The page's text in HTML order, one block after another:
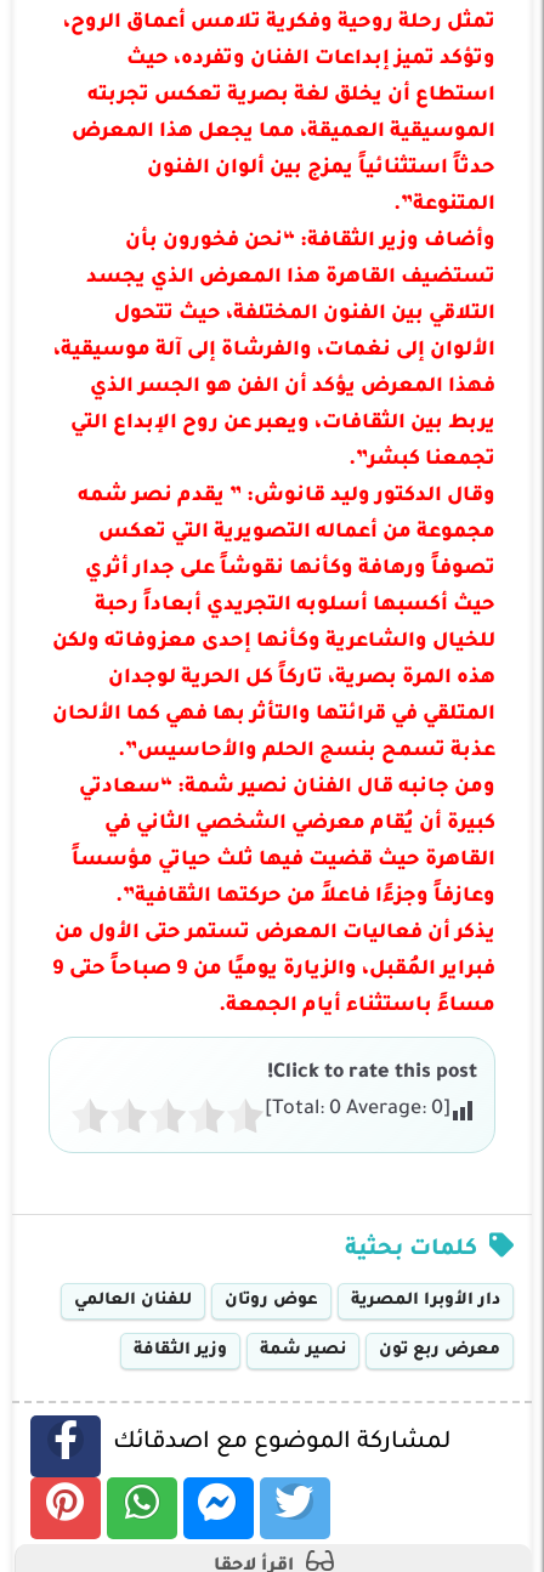
تمثل رحلة روحية وفكرية تلامس أعماق الروح،
وتؤكد تميز إبداعات الفنان وتفرده، حيث
استطاع أن يخلق لغة بصرية تعكس تجربته
الموسيقية العميقة، مما يجعل هذا المعرض
حدثاً استثنائياً يمزج بين ألوان الفنون
المتنوعة”.
وأضاف وزير الثقافة: “نحن فخورون بأن
تستضيف القاهرة هذا المعرض الذي يجسد
التلاقي بين الفنون المختلفة، حيث تتحول
الألوان إلى نغمات، والفرشاة إلى آلة موسيقية،
فهذا المعرض يؤكد أن الفن هو الجسر الذي
يربط بين الثقافات، ويعبر عن روح الإبداع التي
تجمعنا كبشر”.
وقال الدكتور وليد قانوش: ” يقدم نصر شمه
مجموعة من أعماله التصويرية التي تعكس
تصوفاً ورهافة وكأنها نقوشاً على جدار أثري
حيث أكسبها أسلوبه التجريدي أبعاداً رحبة
للخيال والشاعرية وكأنها إحدى معزوفاته ولكن
هذه المرة بصرية، تاركاً كل الحرية لوجدان
المتلقي في قرائتها والتأثر بها فهي كما الألحان
عذبة تسمح بنسج الحلم والأحاسيس”.
ومن جانبه قال الفنان نصير شمة: “سعادتي
كبيرة أن يُقام معرضي الشخصي الثاني في
القاهرة حيث قضيت فيها ثلث حياتي مؤسساً
وعازفاً وجزءًا فاعلاً من حركتها الثقافية”.
يذكر أن فعاليات المعرض تستمر حتى الأول من
فبراير المُقبل، والزيارة يوميًا من 9 صباحاً حتى 9
مساءً باستثناء أيام الجمعة.
Click to rate this post!
[Total:
0Average: 0
]
كلمات بحثية
دار الأوبرا المصرية عوض روتان للفنان العالمي
معرض ربع تون نصير شمة وزير الثقافة
لمشاركة الموضوع مع اصدقائك
اقرأ لاحقا